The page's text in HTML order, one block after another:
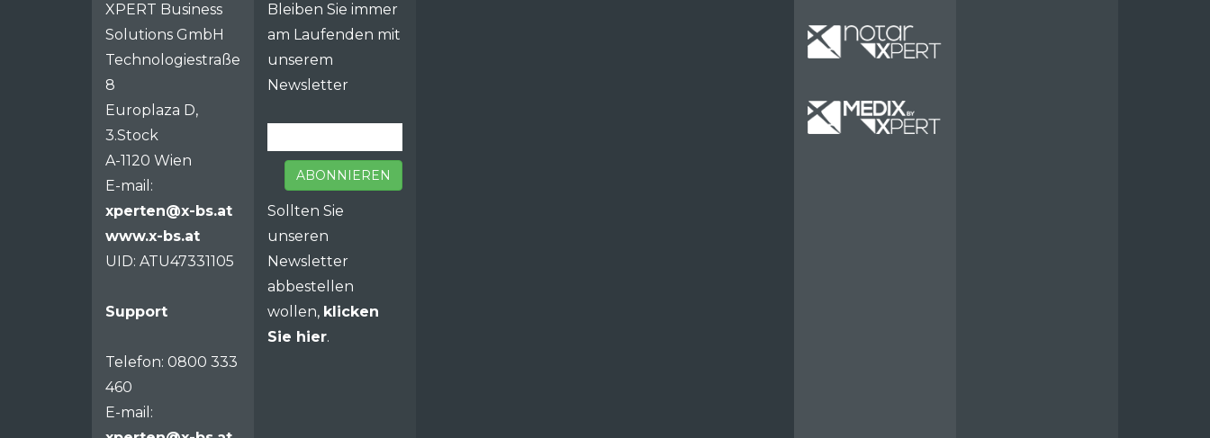
XPERT Business
Solutions GmbH
Technologiestraße
8
Europlaza D,
3.Stock
A-1120 Wien
E-mail:
xperten@x-bs.at
www.x-bs.at
UID: ATU47331105
Support
Telefon: 0800 333
460
E-mail:
Bleiben Sie immer
am Laufenden mit
unserem
Newsletter
ABONNIEREN
Sollten Sie
unseren
Newsletter
abbestellen
wollen, klicken
Sie hier.
Miete
Miete